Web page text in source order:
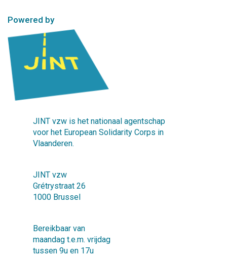
Powered by
JINT vzw is het nationaal agentschap
voor het European Solidarity Corps in
Vlaanderen.
JINT vzw
Grétrystraat 26
1000 Brussel
Bereikbaar van
maandag t.e.m. vrijdag
tussen 9u en 17u